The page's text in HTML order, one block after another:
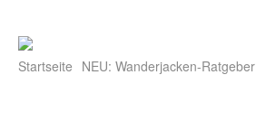
Startseite NEU: Wanderjacken-Ratgeber